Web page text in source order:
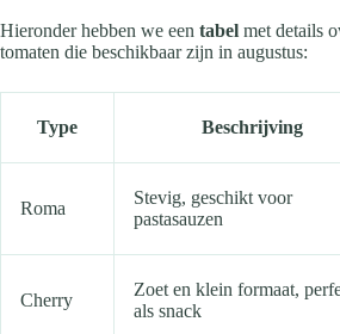
Hieronder hebben we een tabel met details
tomaten die beschikbaar zijn in augustus:
Type Beschrijving
Roma
Stevig, geschikt voor
pastasauzen
Cherry
Zoet en klein formaat,
als snack